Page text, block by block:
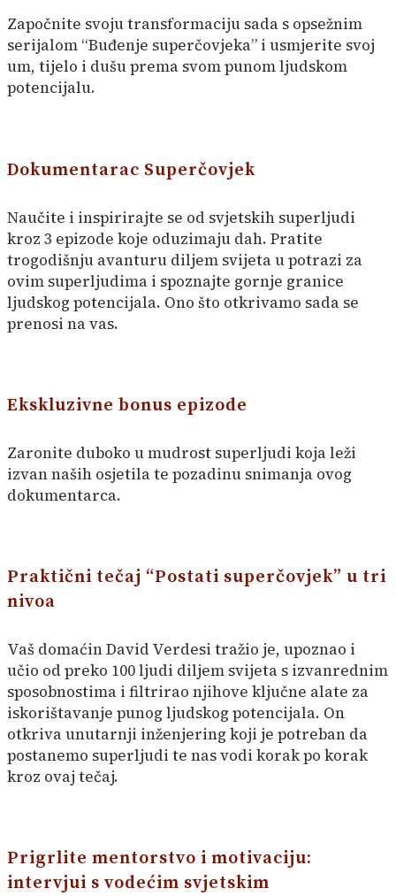
Započnite svoju transformaciju sada s opsežnim
serijalom “Buđenje superčovjeka” i usmjerite svoj
um, tijelo i dušu prema svom punom ljudskom
potencijalu.
Dokumentarac Superčovjek
Naučite i inspirirajte se od svjetskih superljudi
kroz 3 epizode koje oduzimaju dah. Pratite
trogodišnju avanturu diljem svijeta u potrazi za
ovim superljudima i spoznajte gornje granice
ljudskog potencijala. Ono što otkrivamo sada se
prenosi na vas.
Ekskluzivne bonus epizode
Zaronite duboko u mudrost superljudi koja leži
izvan naših osjetila te pozadinu snimanja ovog
dokumentarca.
Praktični tečaj “Postati superčovjek” u tri
nivoa
Vaš domaćin David Verdesi tražio je, upoznao i
učio od preko 100 ljudi diljem svijeta s izvanrednim
sposobnostima i filtrirao njihove ključne alate za
iskorištavanje punog ljudskog potencijala. On
otkriva unutarnji inženjering koji je potreban da
postanemo superljudi te nas vodi korak po korak
kroz ovaj tečaj.
Prigrlite mentorstvo i motivaciju:
intervjui s vodećim svjetskim